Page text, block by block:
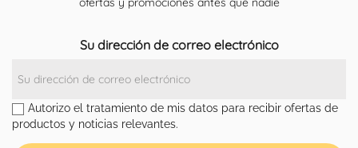
Su dirección de correo electrónico
Autorizo el tratamiento de mis datos para recibir ofertas de
productos y noticias relevantes.